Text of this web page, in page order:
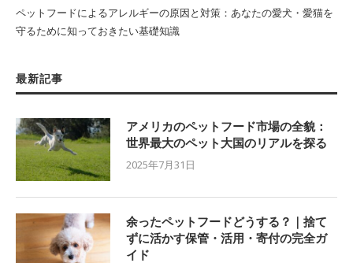
ペットフードによるアレルギーの原因と対策：あなたの愛犬・愛猫を
守るために知っておきたい基礎知識
最新記事
アメリカのペットフード市場の全貌：
世界最大のペット大国のリアルを探る
2025年7月31日
余ったペットフードどうする？｜捨て
ずに活かす保管・活用・寄付の完全ガ
イド